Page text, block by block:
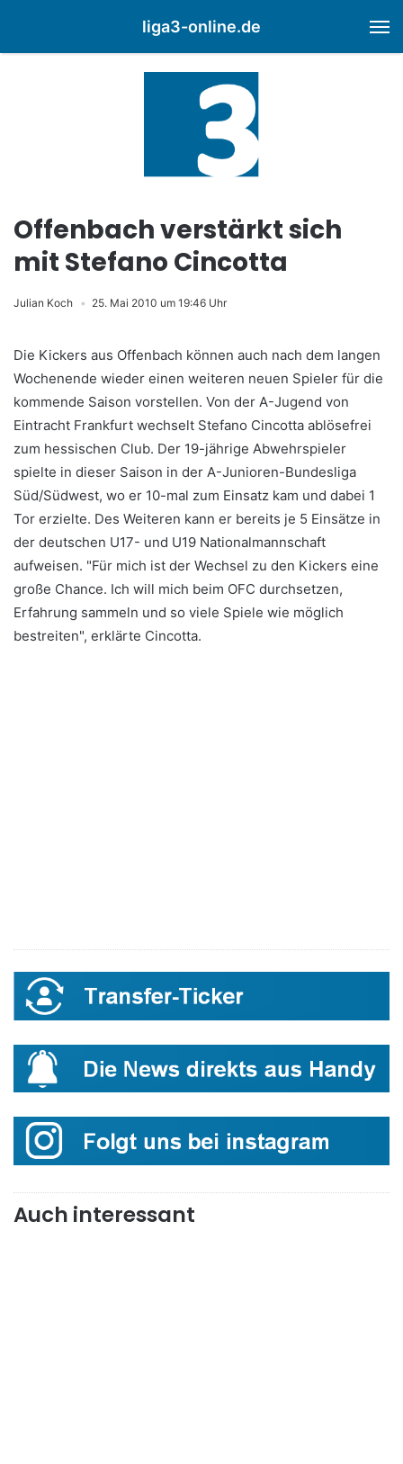
liga3-online.de
Offenbach verstärkt sich
mit Stefano Cincotta
Julian Koch 25. Mai 2010 um 19:46 Uhr
Die Kickers aus Offenbach können auch nach dem langen
Wochenende wieder einen weiteren neuen Spieler für die
kommende Saison vorstellen. Von der A-Jugend von
Eintracht Frankfurt wechselt Stefano Cincotta ablösefrei
zum hessischen Club. Der 19-jährige Abwehrspieler
spielte in dieser Saison in der A-Junioren-Bundesliga
Süd/Südwest, wo er 10-mal zum Einsatz kam und dabei 1
Tor erzielte. Des Weiteren kann er bereits je 5 Einsätze in
der deutschen U17- und U19 Nationalmannschaft
aufweisen. "Für mich ist der Wechsel zu den Kickers eine
große Chance. Ich will mich beim OFC durchsetzen,
Erfahrung sammeln und so viele Spiele wie möglich
bestreiten", erklärte Cincotta.
Auch interessant